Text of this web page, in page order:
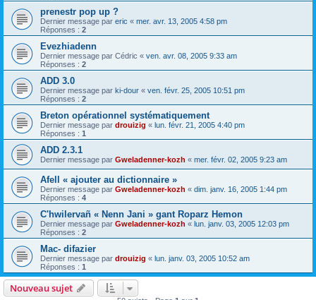
prenestr pop up ?
Dernier message par eric « mer. avr. 13, 2005 4:58 pm
Réponses : 2
Evezhiadenn
Dernier message par Cédric « ven. avr. 08, 2005 9:33 am
Réponses : 2
ADD 3.0
Dernier message par ki-dour « ven. févr. 25, 2005 10:51 pm
Réponses : 2
Breton opérationnel systématiquement
Dernier message par drouizig « lun. févr. 21, 2005 4:40 pm
Réponses : 1
ADD 2.3.1
Dernier message par Gweladenner-kozh « mer. févr. 02, 2005 9:23 am
Afell « ajouter au dictionnaire »
Dernier message par Gweladenner-kozh « dim. janv. 16, 2005 1:44 pm
Réponses : 4
C'hwilervañ « Nenn Jani » gant Roparz Hemon
Dernier message par Gweladenner-kozh « lun. janv. 03, 2005 12:03 pm
Réponses : 2
Mac- difazier
Dernier message par drouizig « lun. janv. 03, 2005 10:52 am
Réponses : 1
Nouveau sujet